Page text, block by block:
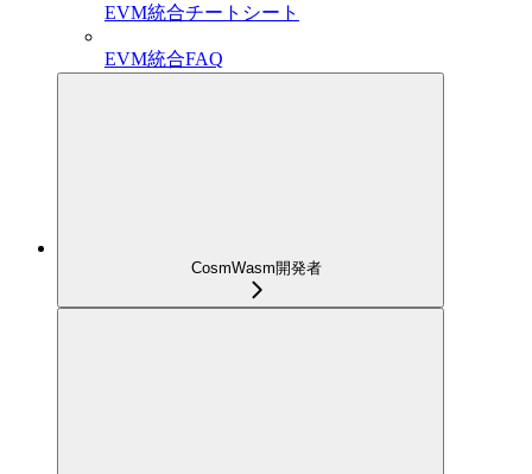
EVM統合チートシート
EVM統合FAQ
CosmWasm開発者